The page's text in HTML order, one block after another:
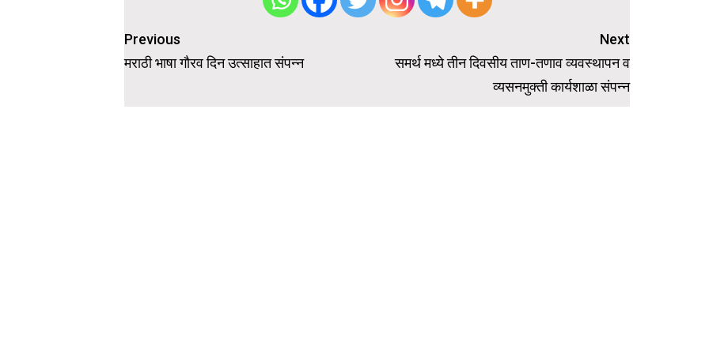
Post
navigation
Previous
मराठी भाषा गौरव दिन उत्साहात संपन्न
Next
समर्थ मध्ये तीन दिवसीय ताण-तणाव व्यवस्थापन व
व्यसनमुक्ती कार्यशाळा संपन्न